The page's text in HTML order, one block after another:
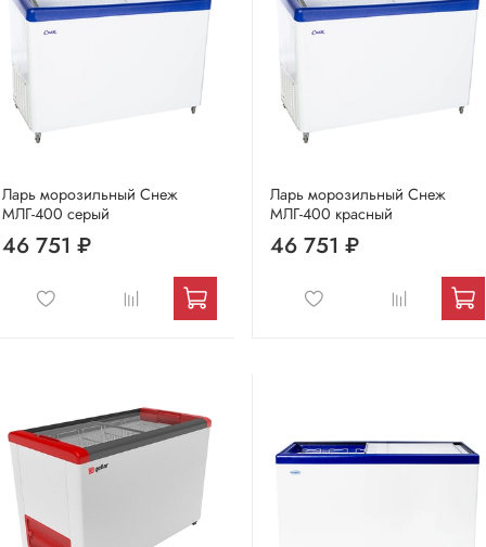
Ларь морозильный Снеж
МЛГ-400 серый
46 751 ₽
Ларь морозильный Снеж
МЛГ-400 красный
46 751 ₽